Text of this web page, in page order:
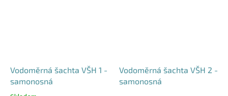
Vodoměrná šachta VŠH 1 -
samonosná
Vodoměrná šachta VŠH 2 -
samonosná